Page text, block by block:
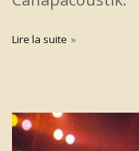
Lire la suite